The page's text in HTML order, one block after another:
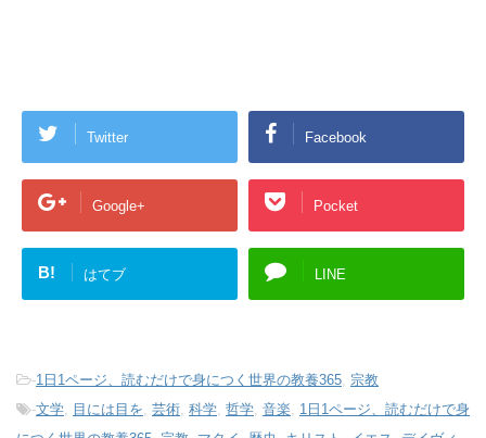
Twitter Facebook
Google+ Pocket
B! はてブ LINE
-1日1ページ、読むだけで身につく世界の教養365, 宗教
-文学, 目には目を, 芸術, 科学, 哲学, 音楽, 1日1ページ、読むだけで身